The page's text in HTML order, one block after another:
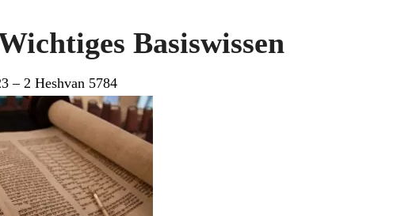
Basiswissen
– 2 Heshvan 5784